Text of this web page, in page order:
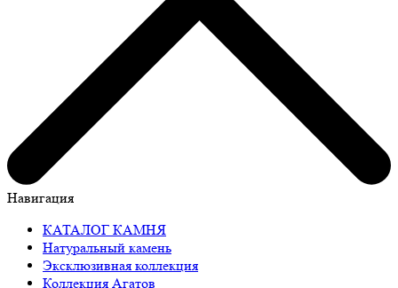
Навигация
КАТАЛОГ КАМНЯ
Натуральный камень
Эксклюзивная коллекция
Коллекция Агатов